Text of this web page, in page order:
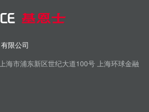
限公司
海市浦东新区世纪大道100号 上海环球金融